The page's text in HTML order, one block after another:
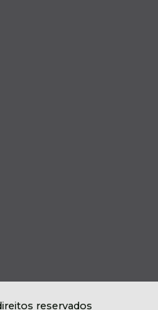
reservados